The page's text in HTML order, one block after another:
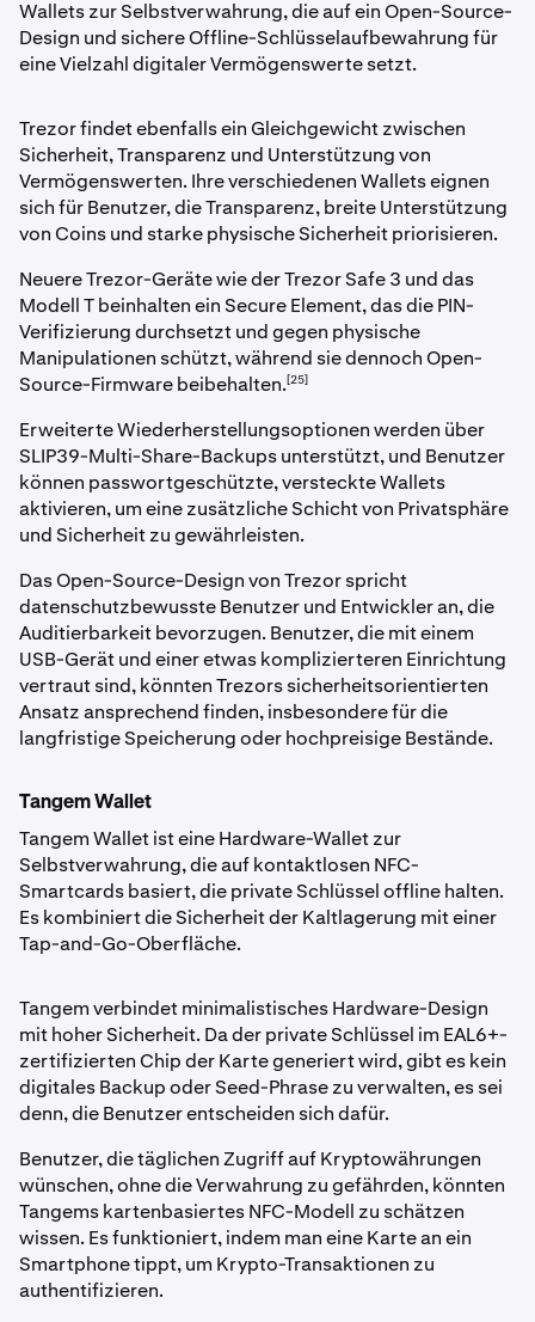
Wallets zur Selbstverwahrung, die auf ein Open-Source-
Design und sichere Offline-Schlüsselaufbewahrung für
eine Vielzahl digitaler Vermögenswerte setzt.
Trezor findet ebenfalls ein Gleichgewicht zwischen
Sicherheit, Transparenz und Unterstützung von
Vermögenswerten. Ihre verschiedenen Wallets eignen
sich für Benutzer, die Transparenz, breite Unterstützung
von Coins und starke physische Sicherheit priorisieren.
Neuere Trezor-Geräte wie der Trezor Safe 3 und das
Modell T beinhalten ein Secure Element, das die PIN-
Verifizierung durchsetzt und gegen physische
Manipulationen schützt, während sie dennoch Open-
Source-Firmware beibehalten. [25]
Erweiterte Wiederherstellungsoptionen werden über
SLIP39-Multi-Share-Backups unterstützt, und Benutzer
können passwortgeschützte, versteckte Wallets
aktivieren, um eine zusätzliche Schicht von Privatsphäre
und Sicherheit zu gewährleisten.
Das Open-Source-Design von Trezor spricht
datenschutzbewusste Benutzer und Entwickler an, die
Auditierbarkeit bevorzugen. Benutzer, die mit einem
USB-Gerät und einer etwas komplizierteren Einrichtung
vertraut sind, könnten Trezors sicherheitsorientierten
Ansatz ansprechend finden, insbesondere für die
langfristige Speicherung oder hochpreisige Bestände.
Tangem Wallet
Tangem Wallet ist eine Hardware-Wallet zur
Selbstverwahrung, die auf kontaktlosen NFC-
Smartcards basiert, die private Schlüssel offline halten.
Es kombiniert die Sicherheit der Kaltlagerung mit einer
Tap-and-Go-Oberfläche.
Tangem verbindet minimalistisches Hardware-Design
mit hoher Sicherheit. Da der private Schlüssel im EAL6+-
zertifizierten Chip der Karte generiert wird, gibt es kein
digitales Backup oder Seed-Phrase zu verwalten, es sei
denn, die Benutzer entscheiden sich dafür.
Benutzer, die täglichen Zugriff auf Kryptowährungen
wünschen, ohne die Verwahrung zu gefährden, könnten
Tangems kartenbasiertes NFC-Modell zu schätzen
wissen. Es funktioniert, indem man eine Karte an ein
Smartphone tippt, um Krypto-Transaktionen zu
authentifizieren.